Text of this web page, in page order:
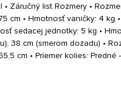
• Záručný list Rozmery •
cm • Hmotnosť vaničky: 4 kg
sedacej jednotky: 5 kg •
38 cm (smerom dozadu) •
cm • Priemer kolies: